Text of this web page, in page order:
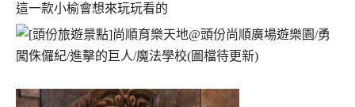
這一款小榆會想來玩玩看的